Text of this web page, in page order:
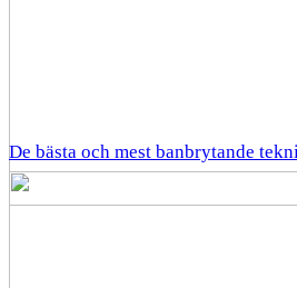
De bästa och mest banbrytande